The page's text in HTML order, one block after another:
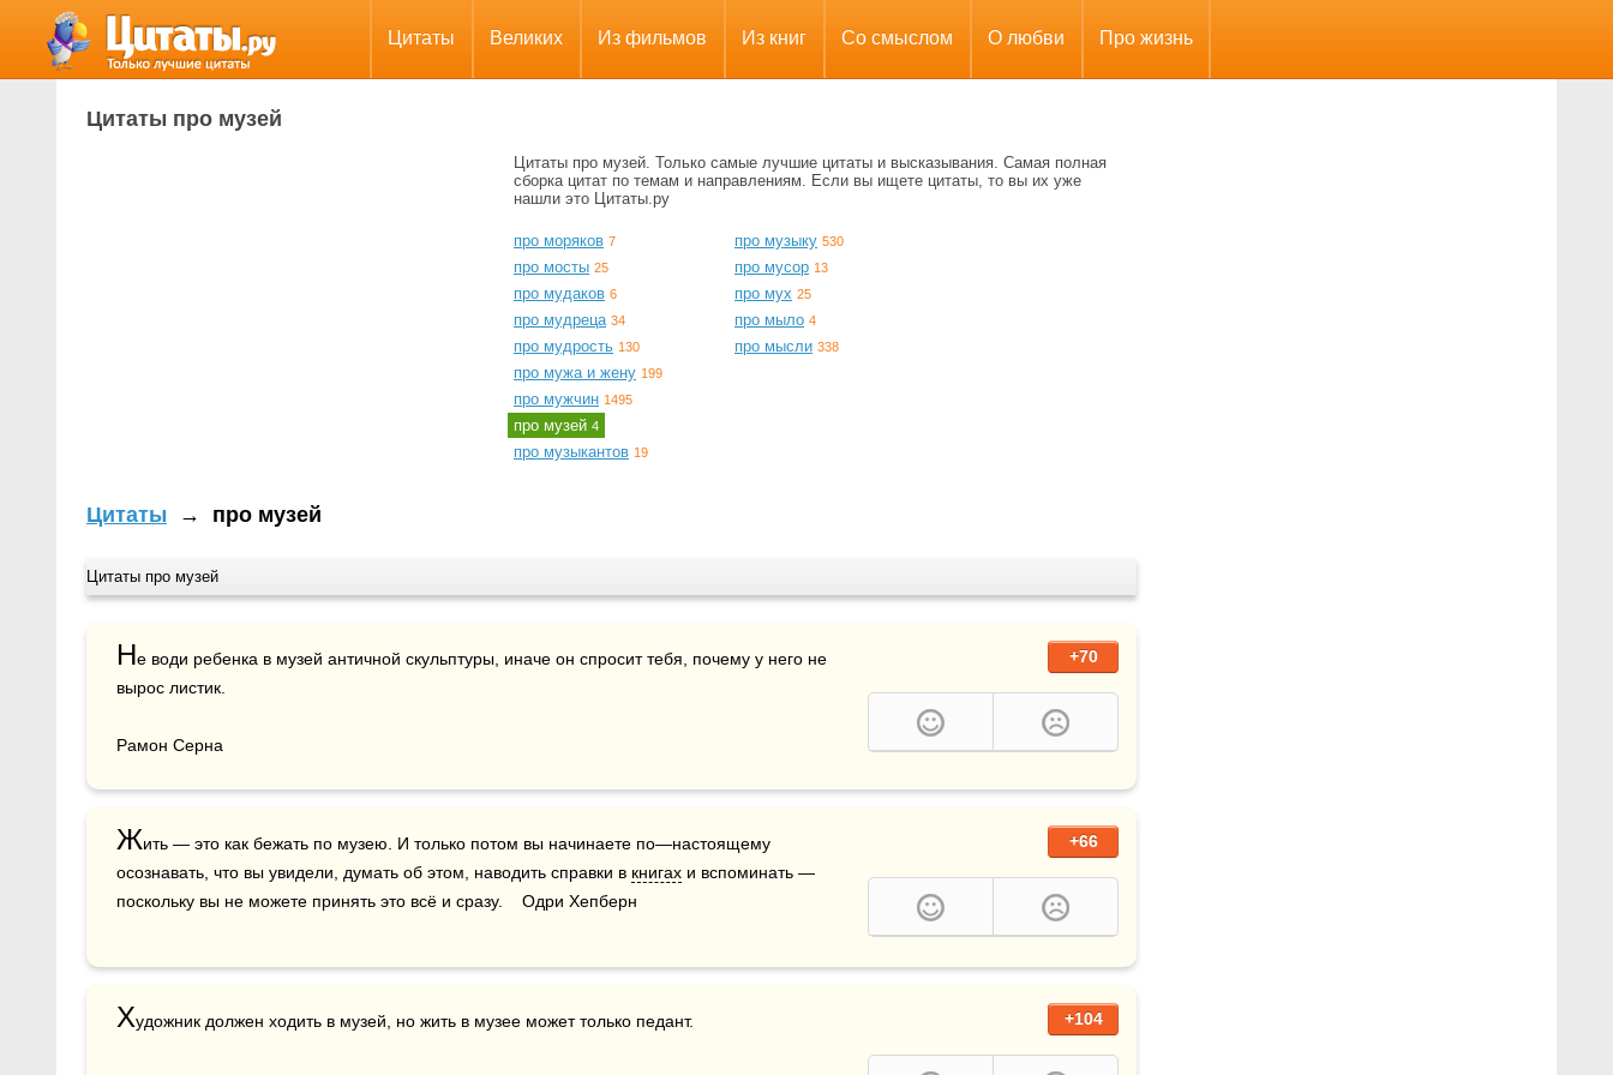
Цитаты Великих Из фильмов Из книг Со смыслом О любви Про жизнь
Цитаты про музей
Цитаты про музей. Только самые лучшие цитаты и высказывания. Самая полная
сборка цитат по темам и направлениям. Если вы ищете цитаты, то вы их уже
нашли это Цитаты.ру
про моряков 7
про мосты 25
про мудаков 6
про мудреца 34
про мудрость 130
про мужа и жену 199
про мужчин 1495
про музей 4
про музыкантов 19
про музыку 530
про мусор 13
про мух 25
про мыло 4
про мысли 338
Цитаты → про музей
Цитаты про музей
+70
Не води ребенка в музей античной скульптуры, иначе он спросит тебя, почему у него не
вырос листик.
Рамон Серна
+66
Жить — это как бежать по музею. И только потом вы начинаете по—настоящему
осознавать, что вы увидели, думать об этом, наводить справки в книгах и вспоминать —
поскольку вы не можете принять это всё и сразу.    Одри Хепберн
+104
Художник должен ходить в музей, но жить в музее может только педант.